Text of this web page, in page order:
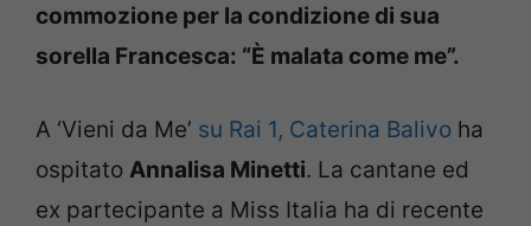
commozione per la condizione di sua
sorella Francesca: “È malata come me”.
A ‘Vieni da Me’ su Rai 1, Caterina Balivo ha
ospitato Annalisa Minetti. La cantane ed
ex partecipante a Miss Italia ha di recente